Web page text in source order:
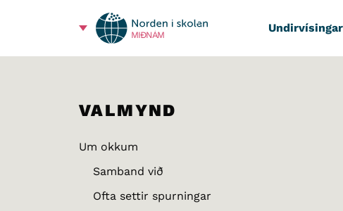
MIÐNÁM
VALMYND
Um okkum
Samband við
Ofta settir spurningar